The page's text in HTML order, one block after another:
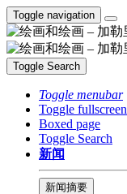
Toggle navigation
Toggle Search
Toggle menubar
Toggle fullscreen
Boxed page
Toggle Search
新闻
新闻摘要